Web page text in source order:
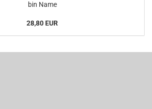
bin Name
28,80 EUR